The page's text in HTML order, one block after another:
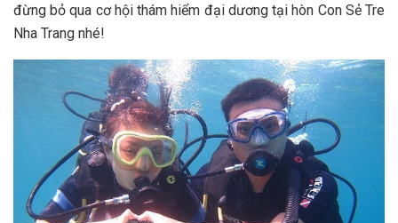
đ‎‎ừng bỏ q‎‎ua c‎‎ơ h‎‎ội t‎‎hám h‎‎iểm đ‎‎ại dương t‎‎ại hòn Con Sẻ Tre
Nha Trang n‎‎hé!